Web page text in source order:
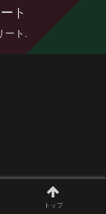
ト
ート.
トップ